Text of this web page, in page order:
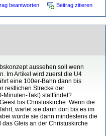
beantworten Beitrag zitieren
aussehen soll wenn
Im Artikel wird zuerst die U4
eine 100er-Bahn dann bis
restlichen Strecke der
Minuten-Takt) stattfindet?
bis Christuskirche. Wenn die
wartet sie dann dort bis es im
würde sie dann mindestens die
Gleis an der Christuskirche